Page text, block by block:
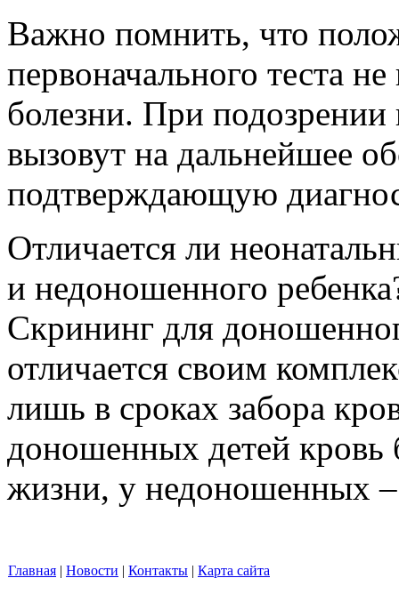
Важно помнить, что
первоначального теста
болезни. При подозрении
вызовут на дальнейшее
подтверждающую
Отличается ли
и недоношенного
Скрининг для
отличается своим
лишь в сроках забора
доношенных детей кровь
жизни, у недоношенных
Главная | Новости | Контакты | Карта сайта